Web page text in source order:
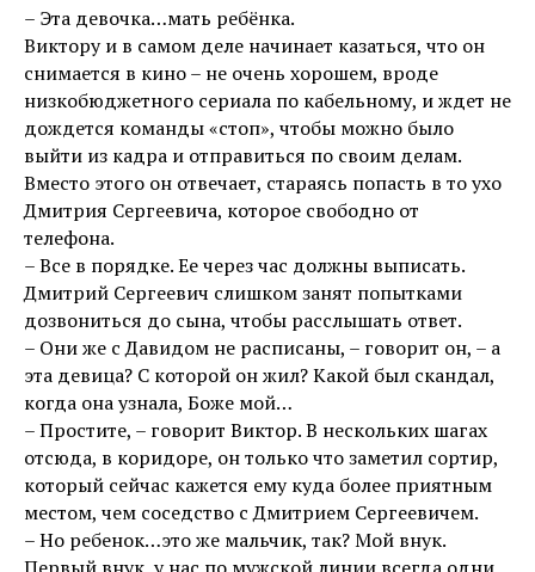
– Эта девочка…мать ребёнка.
Виктору и в самом деле начинает казаться, что он
снимается в кино – не очень хорошем, вроде
низкобюджетного сериала по кабельному, и ждет не
дождется команды «стоп», чтобы можно было
выйти из кадра и отправиться по своим делам.
Вместо этого он отвечает, стараясь попасть в то ухо
Дмитрия Сергеевича, которое свободно от
телефона.
– Все в порядке. Ее через час должны выписать.
Дмитрий Сергеевич слишком занят попытками
дозвониться до сына, чтобы расслышать ответ.
– Они же с Давидом не расписаны, – говорит он, – а
эта девица? С которой он жил? Какой был скандал,
когда она узнала, Боже мой…
– Простите, – говорит Виктор. В нескольких шагах
отсюда, в коридоре, он только что заметил сортир,
который сейчас кажется ему куда более приятным
местом, чем соседство с Дмитрием Сергеевичем.
– Но ребенок…это же мальчик, так? Мой внук.